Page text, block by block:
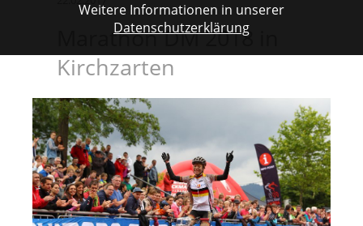
Marathon DM 2018 in
Kirchzarten
Weitere Informationen in unserer
Datenschutzerklärung